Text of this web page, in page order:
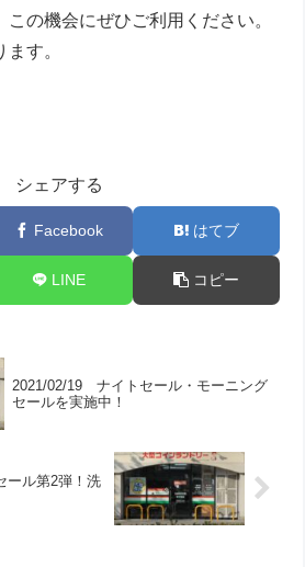
の機会にぜひご利用ください。
す。
シェアする
Facebook はてブ
LINE コピー
2021/02/19 ナイトセール・モーニング
セールを実施中！
ル第2弾！洗